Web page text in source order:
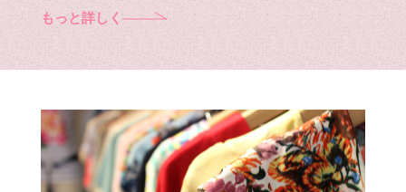
もっと詳しく